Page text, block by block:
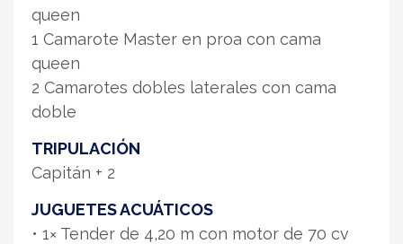
queen
1 Camarote Master en proa con cama
queen
2 Camarotes dobles laterales con cama
doble
TRIPULACIÓN
Capitán + 2
JUGUETES ACUÁTICOS
• 1× Tender de 4,20 m con motor de 70 cv